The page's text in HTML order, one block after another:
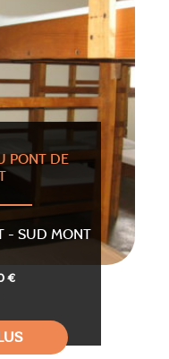
PONT DE
- SUD MONT
€